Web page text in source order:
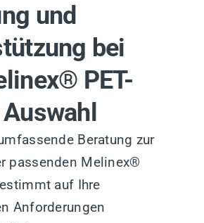
und
bei
PET-
Beratung zur
passenden Melinex®
auf Ihre
Anforderungen